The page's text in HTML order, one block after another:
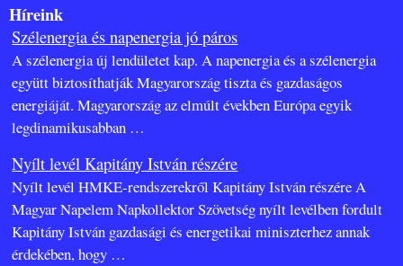
Híreink
Szélenergia és napenergia jó páros
A szélenergia új lendületet kap. A napenergia és a szélenergia
együtt biztosíthatják Magyarország tiszta és gazdaságos
energiáját. Magyarország az elmúlt években Európa egyik
legdinamikusabban …
Nyílt levél Kapitány István részére
Nyílt levél HMKE-rendszerekről Kapitány István részére A
Magyar Napelem Napkollektor Szövetség nyílt levélben fordult
Kapitány István gazdasági és energetikai miniszterhez annak
érdekében, hogy …